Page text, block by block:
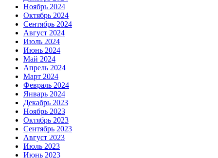
Ноябрь 2024
Октябрь 2024
Сентябрь 2024
Август 2024
Июль 2024
Июнь 2024
Май 2024
Апрель 2024
Март 2024
Февраль 2024
Январь 2024
Декабрь 2023
Ноябрь 2023
Октябрь 2023
Сентябрь 2023
Август 2023
Июль 2023
Июнь 2023